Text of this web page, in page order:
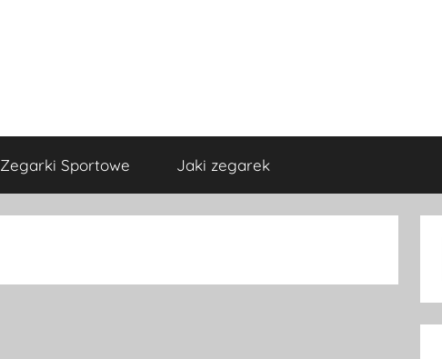
Zegarki Sportowe Jaki zegarek